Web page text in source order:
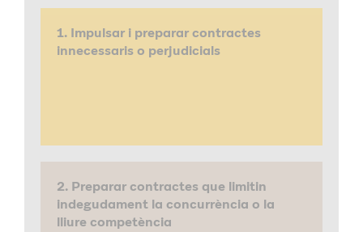
1. Impulsar i preparar contractes
innecessaris o perjudicials
2. Preparar contractes que limitin
indegudament la concurrència o la
lliure competència